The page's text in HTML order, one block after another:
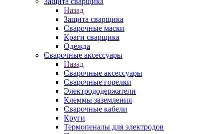
Назад
Защита сварщика
Сварочные маски
Краги сварщика
Одежда
Сварочные аксессуары
Назад
Сварочные аксессуары
Сварочные горелки
Электрододержатели
Клеммы заземления
Сварочные кабели
Круги
Термопеналы для электродов